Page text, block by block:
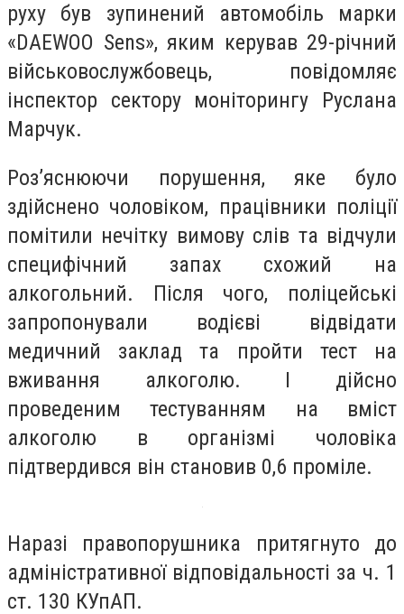
руху був зупинений автомобіль марки
«DAEWOO Sens», яким керував 29-річний
військовослужбовець, повідомляє
інспектор сектору моніторингу Руслана
Марчук.
Роз’яснюючи порушення, яке було
здійснено чоловіком, працівники поліції
помітили нечітку вимову слів та відчули
специфічний запах схожий на
алкогольний. Після чого, поліцейські
запропонували водієві відвідати
медичний заклад та пройти тест на
вживання алкоголю. І дійсно
проведеним тестуванням на вміст
алкоголю в організмі чоловіка
підтвердився він становив 0,6 проміле.
Наразі правопорушника притягнуто до
адміністративної відповідальності за ч. 1
ст. 130 КУпАП.